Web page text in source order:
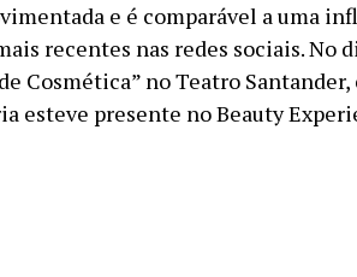
e é comparável a uma
recentes nas redes sociais. No
Cosmética” no Teatro Santander,
esteve presente no Beauty